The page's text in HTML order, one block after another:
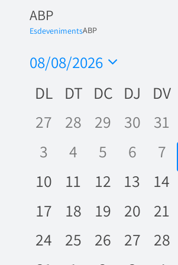
ABP
EsdevenimentsABP
08/08/2026
una
data.
Calendari
de
Esdeveniments
DL DT DC DJ DV
0
27
0
28
0
29
0
30
0
31
0
3
0
esdeveniments,
4
0
5
0
6
0
7
0
10
0
11
0
12
0
13
0
14
0
esdeveniments,
17
0
esdeveniments,
18
0
19
0
20
0
21
0
esdeveniments,
24
0
esdeveniments,
25
0
26
0
27
0
28